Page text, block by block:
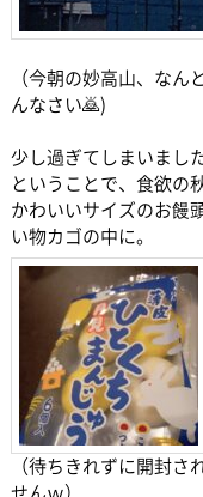
（今朝の妙高山、なん
んなさい🙇)
少し過ぎてしまいまし
ということで、食欲の
かわいいサイズのお饅
い物カゴの中に。
（待ちきれずに開封
せんｗ）